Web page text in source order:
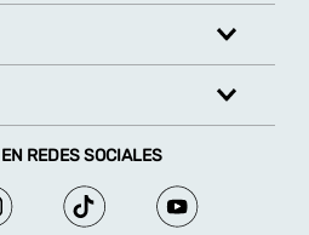
REDES SOCIALES